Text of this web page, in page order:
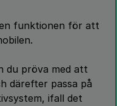
funktionen för att
du pröva med att
därefter passa på
ifall det